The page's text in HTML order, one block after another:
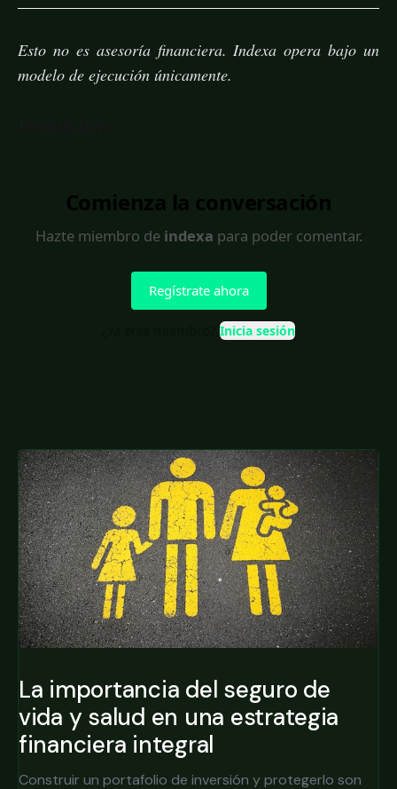
Esto no es asesoría financiera. Indexa opera bajo un
modelo de ejecución únicamente.
La importancia del seguro de
vida y salud en una estrategia
financiera integral
Construir un portafolio de inversión y protegerlo son